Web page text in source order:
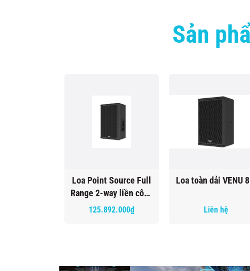
Sản
Loa Point Source Full
Range 2-way liền công
suất Venu 12a
125.892.000₫
Loa toàn dải VENU
Liên hệ